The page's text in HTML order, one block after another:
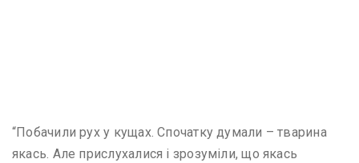
“Побачили рух у кущах. Спочатку думали – тварина
якась. Але прислухалися і зрозуміли, що якась